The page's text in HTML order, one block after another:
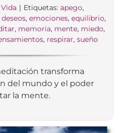
| Etiquetas: apego,
deseos, emociones, equilibrio,
, memoria, mente, miedo,
, respirar, sueño
transforma
del mundo y el poder
la mente.